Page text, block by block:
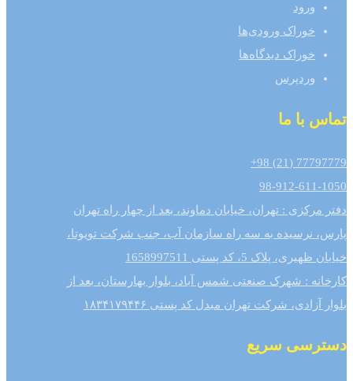
ورود
خوراک ورودی‌ها
خوراک دیدگاه‌ها
وردپرس
تماس با ما
77797779 (21) 98+
98-912-611-1050
دفتر مرکزی : تهران، خیابان دماوند، بعد از چهار راه تهران
پارس، نرسیده به سه راه سازمان آب، جنب شرکت تویوتا،
خیابان ظهیری، پلاک 5، کد پستی 1658997511
کارخانه : شهرک صنعتی شمس آباد، بلوار بهارستان، بعد از
بلوار آزادی، شرکت تهران مبدل کد پستی ۱۸۳۴۱۷۹۴۴۶
دسترسی سریع